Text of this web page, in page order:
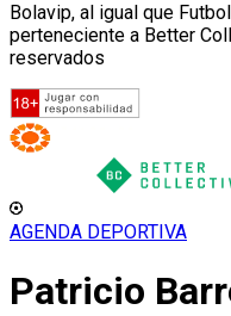
Bolavip, al igual que
perteneciente a Better
reservados
AGENDA DEPORTIVA
Patricio